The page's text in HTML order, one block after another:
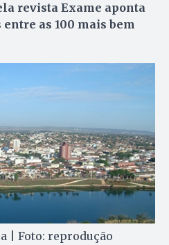
revista Exame aponta
as 100 mais bem
| Foto: reprodução